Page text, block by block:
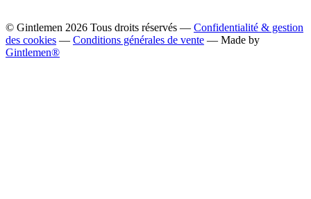
© Gintlemen 2026 Tous droits réservés — Confidentialité & gestion
des cookies — Conditions générales de vente — Made by
Gintlemen®